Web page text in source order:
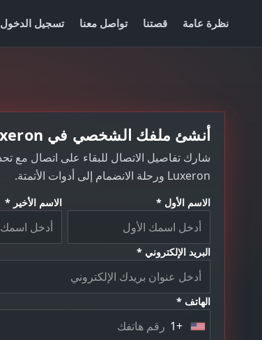
نظرة عامة قصتنا تواصل معنا تسجيل الدخول
أنشئ ملفك الشخصي في Cresta Luxeron
Luxeron ورحلة الانضمام إلى أدوات الأتمتة.
الاسم الأول * الاسم الأخير *
البريد الإلكتروني *
الهاتف *
U
+1